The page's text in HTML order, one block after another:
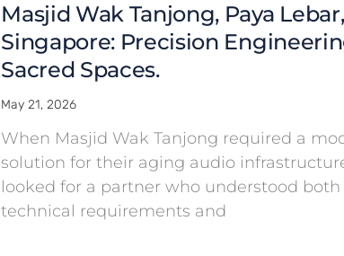
Masjid Wak Tanjong, Paya Lebar,
Singapore: Precision
Sacred Spaces.
May 21, 2026
When Masjid Wak Tanjong required a
solution for their aging audio
looked for a partner who understood both
technical requirements and